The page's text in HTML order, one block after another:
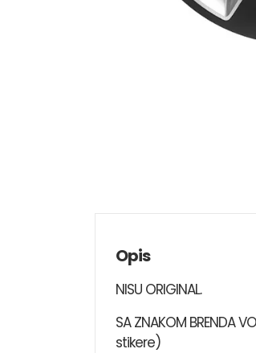
Opis
NISU ORIGINAL.
SA ZNAKOM
stikere)